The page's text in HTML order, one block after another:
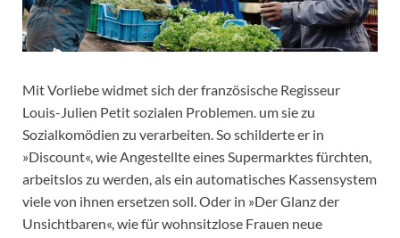
Mit Vorliebe widmet sich der französische Regisseur
Louis-Julien Petit sozialen Problemen. um sie zu
Sozialkomödien zu verarbeiten. So schilderte er in
»Discount«, wie Angestellte eines Supermarktes fürchten,
arbeitslos zu werden, als ein automatisches Kassensystem
viele von ihnen ersetzen soll. Oder in »Der Glanz der
Unsichtbaren«, wie für wohnsitzlose Frauen neue